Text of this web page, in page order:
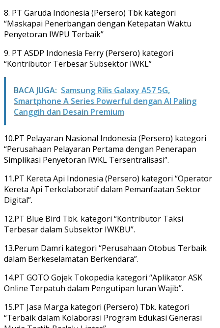
8. PT Garuda Indonesia (Persero) Tbk kategori
“Maskapai Penerbangan dengan Ketepatan Waktu
Penyetoran IWPU Terbaik”
9. PT ASDP Indonesia Ferry (Persero) kategori
“Kontributor Terbesar Subsektor IWKL”
BACA JUGA: Samsung Rilis Galaxy A57 5G,
Smartphone A Series Powerful dengan AI Paling
Canggih dan Desain Premium
10.PT Pelayaran Nasional Indonesia (Persero) kategori
“Perusahaan Pelayaran Pertama dengan Penerapan
Simplikasi Penyetoran IWKL Tersentralisasi”.
11.PT Kereta Api Indonesia (Persero) kategori “Operator
Kereta Api Terkolaboratif dalam Pemanfaatan Sektor
Digital”.
12.PT Blue Bird Tbk. kategori “Kontributor Taksi
Terbesar dalam Subsektor IWKBU”.
13.Perum Damri kategori “Perusahaan Otobus Terbaik
dalam Berkeselamatan Berkendara”.
14.PT GOTO Gojek Tokopedia kategori “Aplikator ASK
Online Terpatuh dalam Pengutipan luran Wajib”.
15.PT Jasa Marga kategori (Persero) Tbk. kategori
“Terbaik dalam Kolaborasi Program Edukasi Generasi